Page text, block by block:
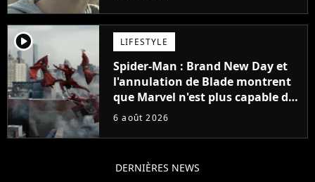
player2 LIFESTYLE
Spider-Man : Brand New Day et
l'annulation de Blade montrent
que Marvel n'est plus capable de
faire quoi que ce soit de simple
6 août 2026
DERNIÈRES NEWS